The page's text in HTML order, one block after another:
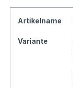
Artikelname
Variante